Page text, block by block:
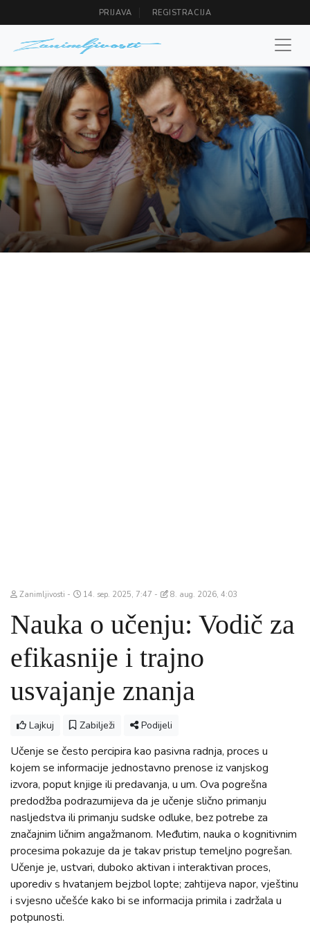
PRIJAVA REGISTRACIJA
Zanimljivosti 14. sep. 2025, 7:47 8. aug. 2026, 4:03
Nauka o učenju: Vodič za
efikasnije i trajno
usvajanje znanja
Lajkuj Zabilježi Podijeli
Učenje se često percipira kao pasivna radnja, proces u
kojem se informacije jednostavno prenose iz vanjskog
izvora, poput knjige ili predavanja, u um. Ova pogrešna
predodžba podrazumijeva da je učenje slično primanju
nasljedstva ili primanju sudske odluke, bez potrebe za
značajnim ličnim angažmanom. Međutim, nauka o kognitivnim
procesima pokazuje da je takav pristup temeljno pogrešan.
Učenje je, ustvari, duboko aktivan i interaktivan proces,
uporediv s hvatanjem bejzbol lopte; zahtijeva napor, vještinu
i svjesno učešće kako bi se informacija primila i zadržala u
potpunosti.